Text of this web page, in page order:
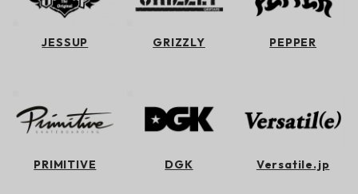
JESSUP GRIZZLY PEPPER
PRIMITIVE DGK Versatile.jp